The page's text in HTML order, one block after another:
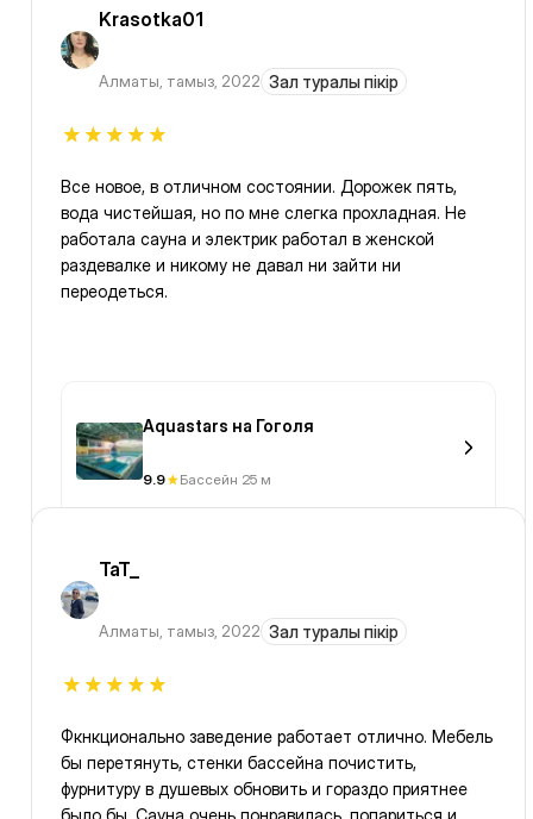
Krasotka01
Алматы, тамыз, 2022 Зал туралы пікір
Все новое, в отличном состоянии. Дорожек пять,
вода чистейшая, но по мне слегка прохладная. Не
работала сауна и электрик работал в женской
раздевалке и никому не давал ни зайти ни
переодеться.
Aquastars на Гоголя
9.9 Бассейн 25 м
TaT_
Алматы, тамыз, 2022 Зал туралы пікір
Фкнкционально заведение работает отлично. Мебель
бы перетянуть, стенки бассейна почистить,
фурнитуру в душевых обновить и гораздо приятнее